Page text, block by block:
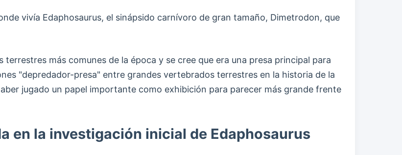
vivía Edaphosaurus, el sinápsido carnívoro de gran tamaño, Dimetrodon, que
más comunes de la época y se cree que era una presa principal para
"depredador-presa" entre grandes vertebrados terrestres en la historia de la
jugado un papel importante como exhibición para parecer más grande frente
en la investigación inicial de Edaphosaurus